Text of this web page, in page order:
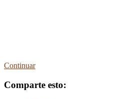
Continuar
Comparte esto: